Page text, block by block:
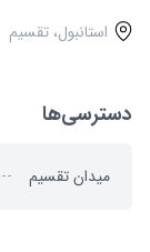
استانبول، تقسیم
دسترسی‌ها
میدان تقسیم